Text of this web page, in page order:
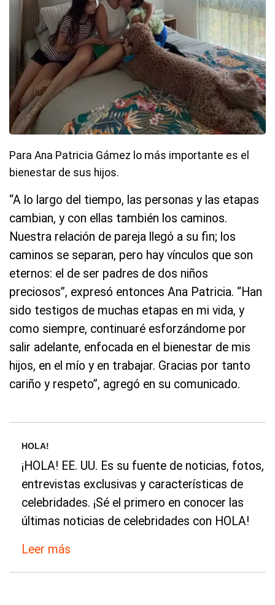
Para Ana Patricia Gámez lo más importante es el
bienestar de sus hijos.
“A lo largo del tiempo, las personas y las etapas
cambian, y con ellas también los caminos.
Nuestra relación de pareja llegó a su fin; los
caminos se separan, pero hay vínculos que son
eternos: el de ser padres de dos niños
preciosos”, expresó entonces Ana Patricia. “Han
sido testigos de muchas etapas en mi vida, y
como siempre, continuaré esforzándome por
salir adelante, enfocada en el bienestar de mis
hijos, en el mío y en trabajar. Gracias por tanto
cariño y respeto”, agregó en su comunicado.
HOLA!
¡HOLA! EE. UU. Es su fuente de noticias, fotos,
entrevistas exclusivas y características de
celebridades. ¡Sé el primero en conocer las
últimas noticias de celebridades con HOLA!
Leer más